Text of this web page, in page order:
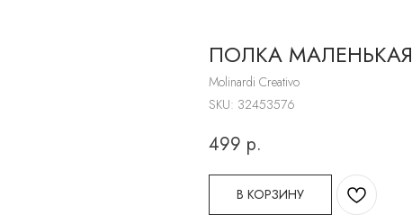
ПОЛКА МАЛЕНЬКАЯ
Molinardi Creativo
SKU: 32453576
499 р.
В КОРЗИНУ